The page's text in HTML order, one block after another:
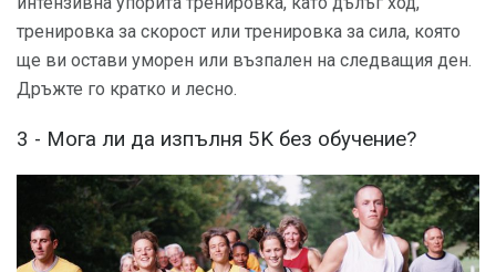
тренировка за скорост или тренировка за сила, която
ще ви остави уморен или възпален на следващия ден.
Дръжте го кратко и лесно.
3 - Мога ли да изпълня 5K без обучение?